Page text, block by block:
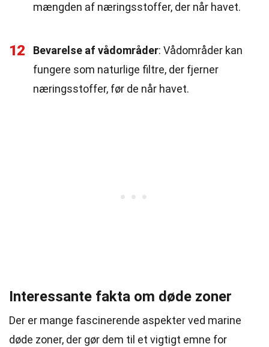
mængden af næringsstoffer, der når havet.
12 Bevarelse af vådområder: Vådområder kan
fungere som naturlige filtre, der fjerner
næringsstoffer, før de når havet.
Interessante fakta om døde zoner
Der er mange fascinerende aspekter ved marine
døde zoner, der gør dem til et vigtigt emne for